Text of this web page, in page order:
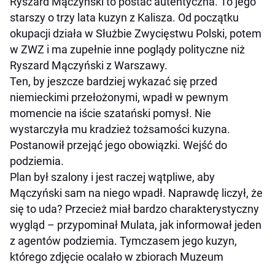
starszy o trzy lata kuzyn z Kalisza. Od początku
okupacji działa w Służbie Zwycięstwu Polski, potem
w ZWZ i ma zupełnie inne poglądy polityczne niż
Ryszard Mączyński z Warszawy.
Ten, by jeszcze bardziej wykazać się przed
niemieckimi przełożonymi, wpadł w pewnym
momencie na iście szatański pomysł. Nie
wystarczyła mu kradzież tożsamości kuzyna.
Postanowił przejąć jego obowiązki. Wejść do
podziemia.
Plan był szalony i jest raczej wątpliwe, aby
Mączyński sam na niego wpadł. Naprawdę liczył, że
się to uda? Przecież miał bardzo charakterystyczny
wygląd – przypominał Mulata, jak informował jeden
z agentów podziemia. Tymczasem jego kuzyn,
którego zdjęcie ocalało w zbiorach Muzeum